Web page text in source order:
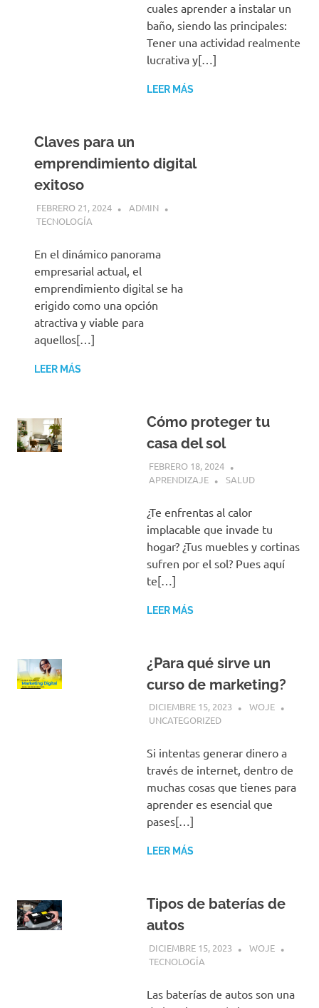
cuales aprender a instalar un
baño, siendo las principales:
Tener una actividad realmente
lucrativa y[…]
LEER MÁS
Claves para un
emprendimiento digital
exitoso
FEBRERO 21, 2024
ADMIN
TECNOLOGÍA
En el dinámico panorama
empresarial actual, el
emprendimiento digital se ha
erigido como una opción
atractiva y viable para
aquellos[…]
LEER MÁS
Cómo proteger tu
casa del sol
FEBRERO 18, 2024
APRENDIZAJE
SALUD
¿Te enfrentas al calor
implacable que invade tu
hogar? ¿Tus muebles y cortinas
sufren por el sol? Pues aquí
te[…]
LEER MÁS
¿Para qué sirve un
curso de marketing?
DICIEMBRE 15, 2023
WOJE
UNCATEGORIZED
Si intentas generar dinero a
través de internet, dentro de
muchas cosas que tienes para
aprender es esencial que
pases[…]
LEER MÁS
Tipos de baterías de
autos
DICIEMBRE 15, 2023
WOJE
TECNOLOGÍA
Las baterías de autos son una